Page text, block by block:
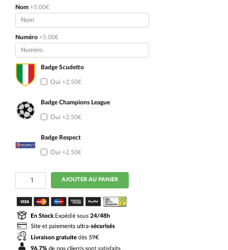
Nom +5.00€
Numéro +5.00€
Badge Scudetto
Oui +2.50€
Badge Champions League
Oui +2.50€
Badge Respect
Oui +2.50€
quantité
2015-
16
Maillot
Retro
Vintage
Juventus
Home
AJOUTER AU PANIER